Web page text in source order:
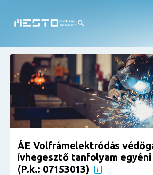
ÁE Volfrámelektródás
ívhegesztő tanfolyam egyéni
(P.k.: 07153013)